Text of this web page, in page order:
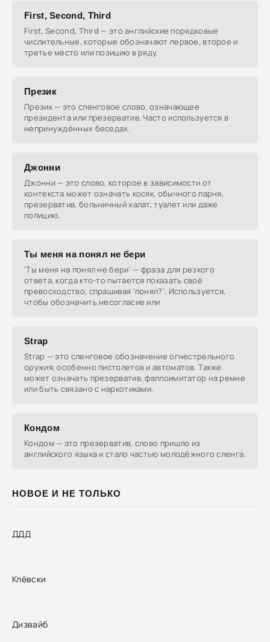
НОВОЕ И НЕ ТОЛЬКО
ДДД
Клёвски
Дизвайб
First, Second, Third
First, Second, Third — это английские порядковые
числительные, которые обозначают первое, второе и
третье место или позицию в ряду.
Презик
Презик — это сленговое слово, означающее
президента или презерватив. Часто используется в
непринуждённых беседах.
Джонни
Джонни — это слово, которое в зависимости от
контекста может означать косяк, обычного парня,
презерватив, больничный халат, туалет или даже
полицию.
Ты меня на понял не бери
'Ты меня на понял не бери' — фраза для резкого
ответа, когда кто-то пытается показать своё
превосходство, спрашивая 'понял?'. Используется,
чтобы обозначить несогласие или
Strap
Strap — это сленговое обозначение огнестрельного
оружия, особенно пистолетов и автоматов. Также
может означать презерватив, фаллоимитатор на ремне
или быть связано с наркотиками.
Кондом
Кондом — это презерватив, слово пришло из
английского языка и стало частью молодёжного сленга.